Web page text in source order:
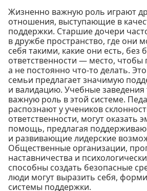
Жизненно важную роль играют
отношения, выступающие в
поддержки. Старшие дочери
в дружбе пространство, где они
себя такими, какие они есть, без
ответственности — место, чтобы
а не постоянно что-то делать.
семьи предлагает значимую
и валидацию. Учебные заведения
важную роль в этой системе.
распознают у учеников
ответственности, могут оказать
помощь, предлагая
и развивающие лидерские
Общественные организации,
наставничества и
способны создать безопасные
люди могут выразить себя,
системы поддержки.